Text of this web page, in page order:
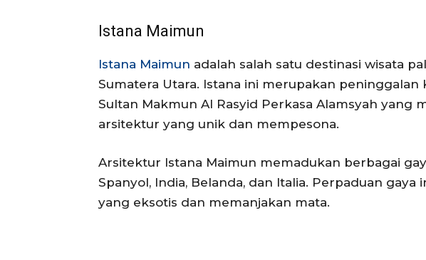
Istana Maimun
Istana Maimun adalah salah satu destinasi wisata
Sumatera Utara. Istana ini merupakan peninggalan
Sultan Makmun Al Rasyid Perkasa Alamsyah yang
arsitektur yang unik dan mempesona.
Arsitektur Istana Maimun memadukan berbagai
Spanyol, India, Belanda, dan Italia. Perpaduan gaya
yang eksotis dan memanjakan mata.